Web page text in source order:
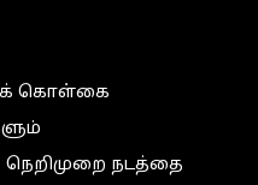
கொள்கை
நெறிமுறை நடத்தை